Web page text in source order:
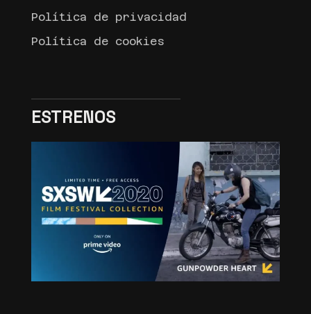
Política de privacidad
Política de cookies
ESTRENOS